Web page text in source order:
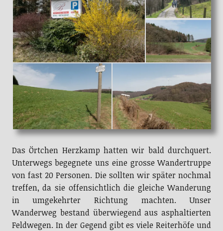
Das Örtchen Herzkamp hatten wir bald durchquert.
Unterwegs begegnete uns eine grosse Wandertruppe
von fast 20 Personen. Die sollten wir später nochmal
treffen, da sie offensichtlich die gleiche Wanderung
in umgekehrter Richtung machten. Unser
Wanderweg bestand überwiegend aus asphaltierten
Feldwegen. In der Gegend gibt es viele Reiterhöfe und